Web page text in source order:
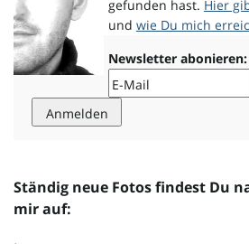
gefunden hast. Hier
und wie Du mich
Newsletter abonieren:
Ständig neue Fotos findest Du
mir auf: